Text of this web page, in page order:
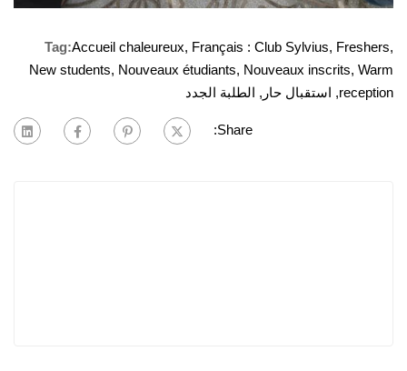
Tag:Accueil chaleureux, Français : Club Sylvius, Freshers,
New students, Nouveaux étudiants, Nouveaux inscrits, Warm
reception
, استقبال حار , الطلبة الجدد
Share: